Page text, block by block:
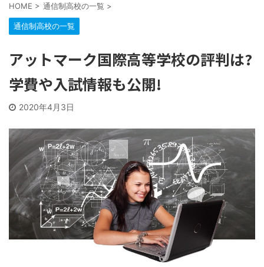
HOME > 通信制高校の一覧 >
通信制高校の一覧
アットマーク国際高等学校の評判は?
学費や入試情報も公開!
2020年4月3日